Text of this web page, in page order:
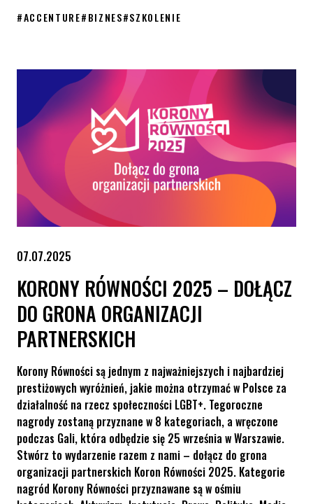
#ACCENTURE#BIZNES#SZKOLENIE
07.07.2025
KORONY RÓWNOŚCI 2025 – DOŁĄCZ
DO GRONA ORGANIZACJI
PARTNERSKICH
Korony Równości są jednym z najważniejszych i najbardziej
prestiżowych wyróżnień, jakie można otrzymać w Polsce za
działalność na rzecz społeczności LGBT+. Tegoroczne
nagrody zostaną przyznane w 8 kategoriach, a wręczone
podczas Gali, która odbędzie się 25 września w Warszawie.
Stwórz to wydarzenie razem z nami – dołącz do grona
organizacji partnerskich Koron Równości 2025. Kategorie
nagród Korony Równości przyznawane są w ośmiu